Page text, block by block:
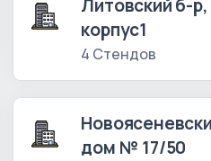
Литовский б-
корпус1
4 Стендов
дом № 17/50